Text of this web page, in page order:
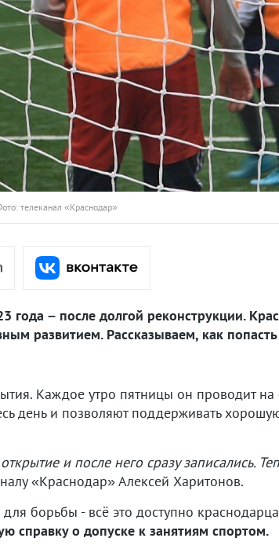
телеканал «Краснодар»
года – после долгой реконструкции.
развитием. Рассказываем, как
Каждое утро пятницы он проводит
день и позволяют поддерживать
и после него сразу записались.
«Краснодар» Алексей Харитонов.
борьбы - всё это доступно
справку о допуске к занятиям спортом.